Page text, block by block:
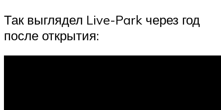
Так выглядел Live-Park через год
после открытия: